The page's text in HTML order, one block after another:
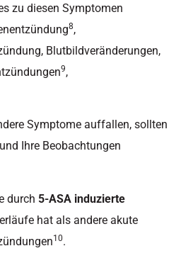
zu diesen Symptomen
8,
Blutbildveränderungen,
9,
Symptome auffallen, sollten
Ihre Beobachtungen
durch 5-ASA induzierte
hat als andere akute
10.